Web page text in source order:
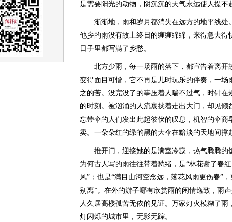
是需要阳光的动物，阴沉沉的天气永远使人提不
渐渐地，雨和岁月都消失在远方的地平线处
他乡的雨没有故土终日的缠缠绵绵，来得急去
日子里都写满了乡愁。
北方少雨，每一场雨的落下，都宣告着离开
变得面目可憎，它不再是儿时玩乐的伴奏，一
之的苦。没完没了的事压着人喘不过气，时针
的时刻。被汹涌的人流裹挟着走出大门，却见倾
忘带伞的人们发出此起彼伏的叹息，机智的伞商
卖。一朵朵红的绿的黑的大伞在黯淡的天地间撑
推开门，迎接她的是满室冷寂，热气腾腾的
为何古人写的雨往往带着愁绪，是“林花谢了春
风”；也是“满目山河空念远，落花风雨更伤春”
别离”。在外的游子哪有欣赏雨的闲情逸致，雨
人久居高楼孤苦无依的见证。万家灯火模糊了
灯闪烁的城市里，无影无踪。